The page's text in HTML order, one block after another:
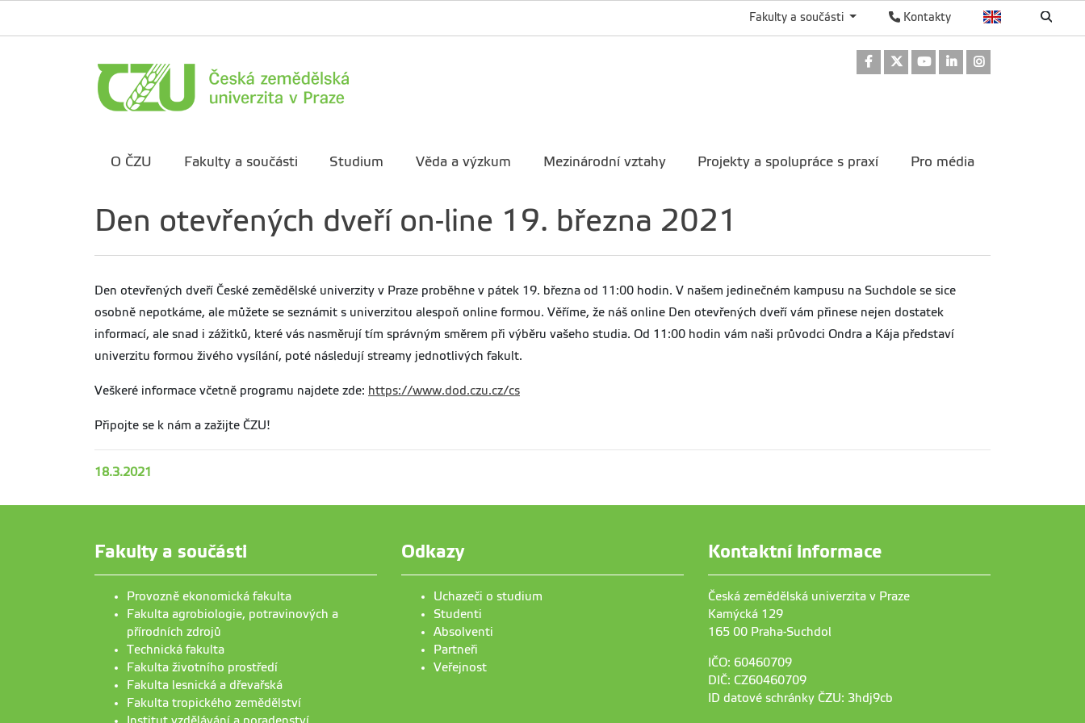
Kontakty
Fakulty a součásti
Odkaz na Facebook
Odkaz na Twitter
Odkaz na Youtube
Odkaz na LinkedIn
O ČZU Fakulty a součásti Studium Věda a výzkum Mezinárodní vztahy Projekty a spolupráce s praxí Pro média
Den otevřených dveří on-line 19. března 2021
Den otevřených dveří České zemědělské univerzity v Praze proběhne v pátek 19. března od 11:00 hodin. V našem jedinečném kampusu na Suchdole se sice
osobně nepotkáme, ale můžete se seznámit s univerzitou alespoň online formou. Věříme, že náš online Den otevřených dveří vám přinese nejen dostatek
informací, ale snad i zážitků, které vás nasměrují tím správným směrem při výběru vašeho studia. Od 11:00 hodin vám naši průvodci Ondra a Kája představí
univerzitu formou živého vysílání, poté následují streamy jednotlivých fakult.
Veškeré informace včetně programu najdete zde: https://www.dod.czu.cz/cs
Připojte se k nám a zažijte ČZU!
18.3.2021
Fakulty a součásti
Provozně ekonomická fakulta
Fakulta agrobiologie, potravinových a
přírodních zdrojů
Technická fakulta
Fakulta životního prostředí
Fakulta lesnická a dřevařská
Fakulta tropického zemědělství
Odkazy
Uchazeči o studium
Studenti
Absolventi
Partneři
Veřejnost
Kontaktní informace
Česká zemědělská univerzita v Praze
Kamýcká 129
165 00 Praha-Suchdol
IČO: 60460709
DIČ: CZ60460709
ID datové schránky ČZU: 3hdj9cb